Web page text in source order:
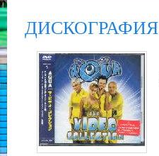
ДИСКОГРАФИЯ